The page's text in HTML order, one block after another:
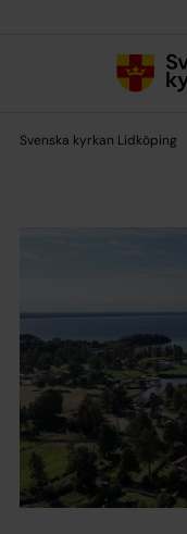
Svenska kyrkan Lidköping